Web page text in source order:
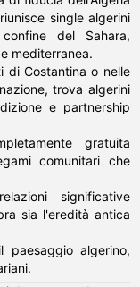
single algerini
del Sahara,
mediterranea.
di Costantina o nelle
trova algerini
e partnership
gratuita
comunitari che
significative
sia l'eredità antica
paesaggio algerino,